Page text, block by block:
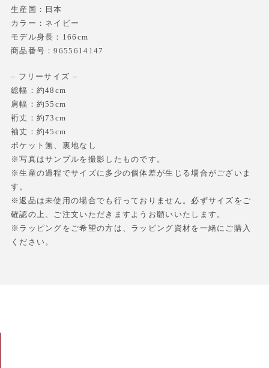
生産国：日本
カラー：ネイビー
モデル身長：166cm
商品番号：9655614147
– フリーサイズ –
総幅：約48cm
肩幅：約55cm
裄丈：約73cm
袖丈：約45cm
ポケット無、裏地なし
※写真はサンプルを撮影したものです。
※生産の過程でサイズに多少の個体差が生じる場合がございま
す。
※返品は未使用の場合でも行っておりません。必ずサイズをご
確認の上、ご注文いただきますようお願いいたします。
※ラッピングをご希望の方は、ラッピング資材を一緒にご購入
ください。